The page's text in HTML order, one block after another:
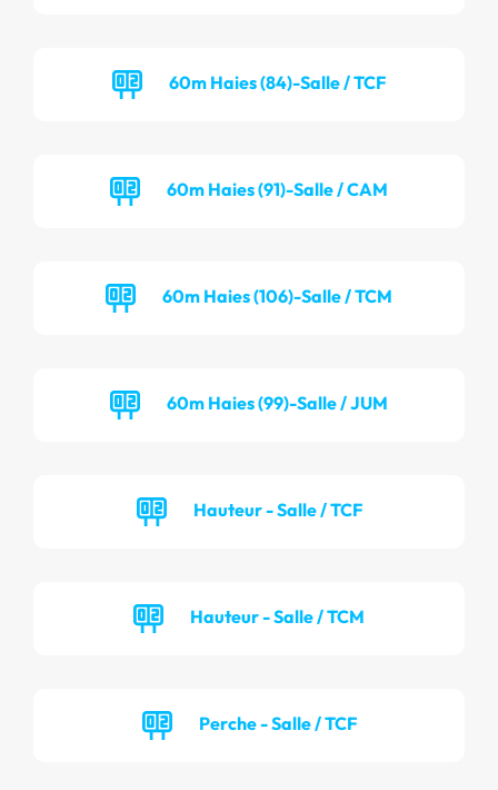
60m Haies (84)-Salle / TCF
60m Haies (91)-Salle / CAM
60m Haies (106)-Salle / TCM
60m Haies (99)-Salle / JUM
Hauteur - Salle / TCF
Hauteur - Salle / TCM
Perche - Salle / TCF